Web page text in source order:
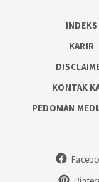
INDEKS
KARIR
KONTAK
PEDOMAN